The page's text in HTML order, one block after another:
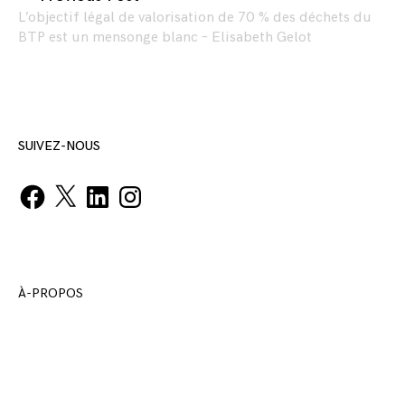
L’objectif légal de valorisation de 70 % des déchets du
BTP est un mensonge blanc – Elisabeth Gelot
SUIVEZ-NOUS
Facebook
X LinkedInInstagram
À-PROPOS